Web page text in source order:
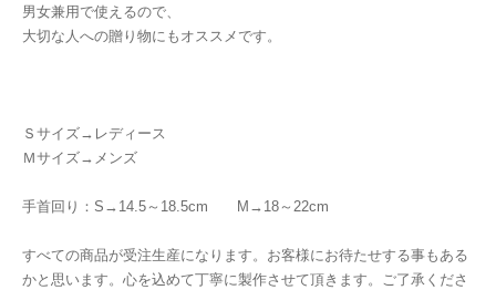
男女兼用で使えるので、
大切な人への贈り物にもオススメです。
Ｓサイズ→レディース
Ｍサイズ→メンズ
手首回り：S→14.5～18.5cm M→18～22cm
すべての商品が受注生産になります。お客様にお待たせする事もある
かと思います。心を込めて丁寧に製作させて頂きます。ご了承くださ